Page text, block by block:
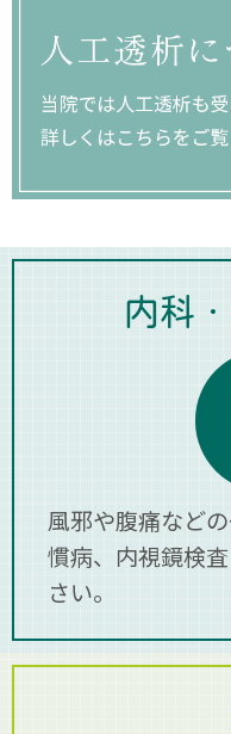
詳細はこちらをご
2023.04.01
令和5年4月3日よ
9：00～17：00（
00（月～土）
電話対応いたしか
ご不便、ご面倒お
しくお願い申し上げ
令和5年3月1日より
間に変更いたします。
旧 9：00～21：
9：00～17：00
↓
新 9：00～17：00
お問合せにつきま
内科
風邪や腹痛など
慣病、内視鏡検
さい。